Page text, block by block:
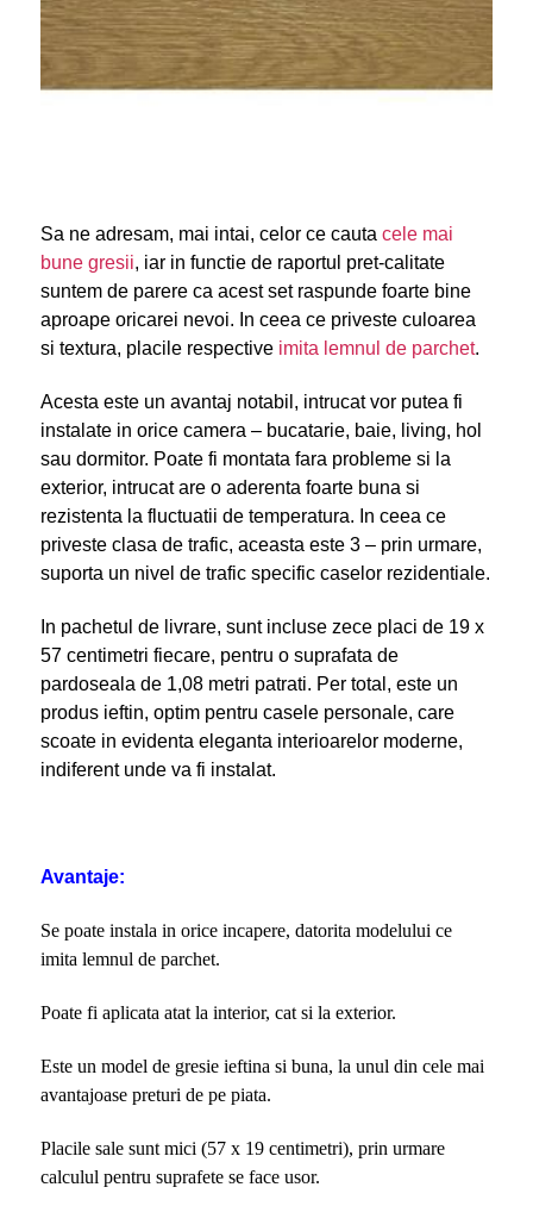
Sa ne adresam, mai intai, celor ce cauta cele mai
bune gresii, iar in functie de raportul pret-calitate
suntem de parere ca acest set raspunde foarte bine
aproape oricarei nevoi. In ceea ce priveste culoarea
si textura, placile respective imita lemnul de parchet.
Acesta este un avantaj notabil, intrucat vor putea fi
instalate in orice camera – bucatarie, baie, living, hol
sau dormitor. Poate fi montata fara probleme si la
exterior, intrucat are o aderenta foarte buna si
rezistenta la fluctuatii de temperatura. In ceea ce
priveste clasa de trafic, aceasta este 3 – prin urmare,
suporta un nivel de trafic specific caselor rezidentiale.
In pachetul de livrare, sunt incluse zece placi de 19 x
57 centimetri fiecare, pentru o suprafata de
pardoseala de 1,08 metri patrati. Per total, este un
produs ieftin, optim pentru casele personale, care
scoate in evidenta eleganta interioarelor moderne,
indiferent unde va fi instalat.
Avantaje:
Se poate instala in orice incapere, datorita modelului ce
imita lemnul de parchet.
Poate fi aplicata atat la interior, cat si la exterior.
Este un model de gresie ieftina si buna, la unul din cele mai
avantajoase preturi de pe piata.
Placile sale sunt mici (57 x 19 centimetri), prin urmare
calculul pentru suprafete se face usor.